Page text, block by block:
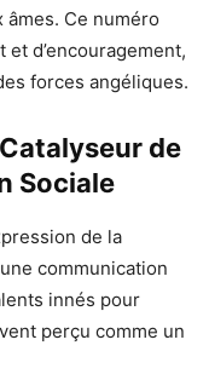
âmes. Ce numéro
d’encouragement,
forces angéliques.
de
Sociale
de la
communication
innés pour
perçu comme un